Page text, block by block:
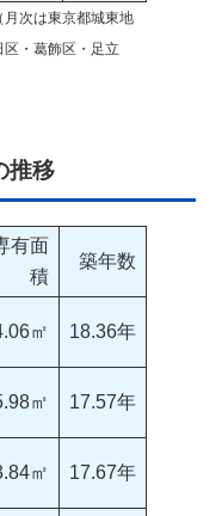
次は東京都城東地
・葛飾区・足立
推移
有面
積
築年数
㎡ 18.36年
㎡ 17.57年
㎡ 17.67年